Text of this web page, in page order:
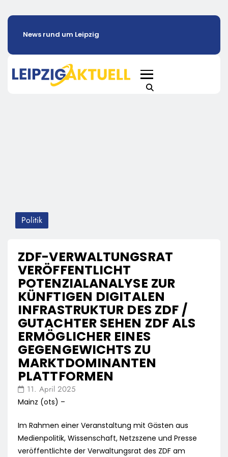
News rund um Leipzig
Politik
ZDF-VERWALTUNGSRAT
VERÖFFENTLICHT
POTENZIALANALYSE ZUR
KÜNFTIGEN DIGITALEN
INFRASTRUKTUR DES ZDF /
GUTACHTER SEHEN ZDF ALS
ERMÖGLICHER EINES
GEGENGEWICHTS ZU
MARKTDOMINANTEN
PLATTFORMEN
11. April 2025
Mainz (ots) –
Im Rahmen einer Veranstaltung mit Gästen aus
Medienpolitik, Wissenschaft, Netzszene und Presse
veröffentlichte der Verwaltungsrat des ZDF am